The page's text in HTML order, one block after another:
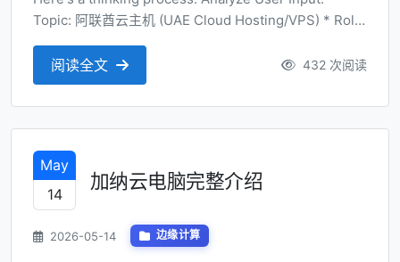
Topic: 阿联酋云主机 (UAE Cloud Hosting/VPS) * Role:
Professional Technical Expert * Title Requirements:
* Perspective: Fut...
阅读全文 432 次阅读
May
14
加纳云电脑完整介绍
2026-05-14 边缘计算